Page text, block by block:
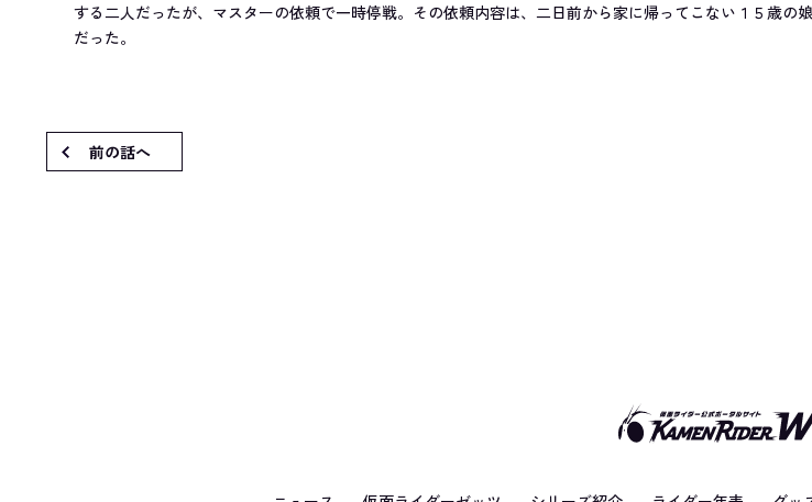
する二人だったが、マスターの依頼で一時停戦。その依頼内容は、二日前から家に帰ってこない１５歳の
だった。
前の話へ